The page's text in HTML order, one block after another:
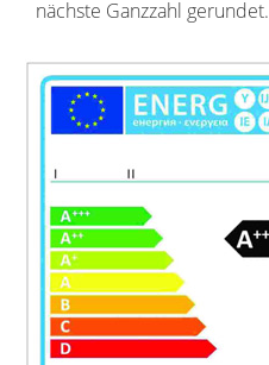
nächste Ganzzahl gerundet.